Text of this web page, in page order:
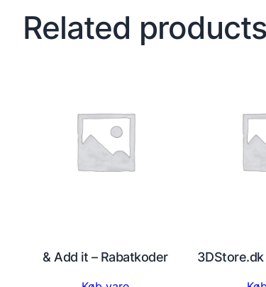
Related products
& Add it – Rabatkoder